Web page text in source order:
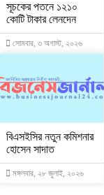
সূচকের পতনে ১২১০
কোটি টাকার লেনদেন
সোমবার, ৩ অগাস্ট, ২০২৬
বিএসইসির নতুন কমিশনার
হোসেন সাদাত
মঙ্গলবার, ২৮ জুলাই, ২০২৬